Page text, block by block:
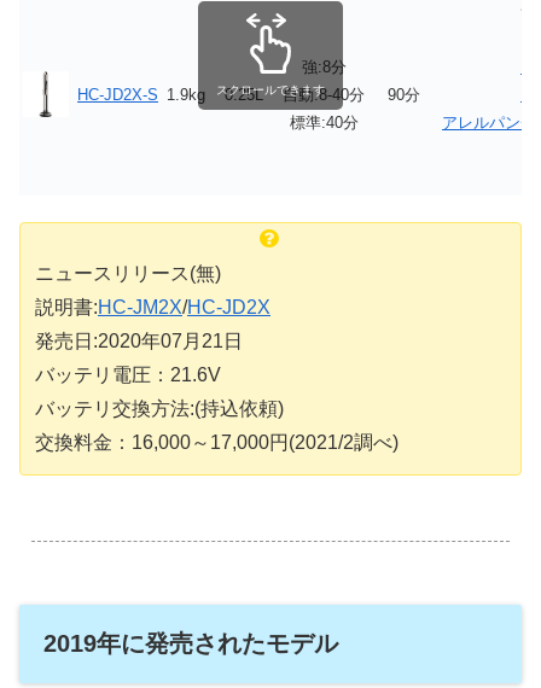
HC-JD2X-S 1.9kg 0.25L
強:8分
自動:8-40分
標準:40分
90分
サ
アレルパン
スクロールできます
ニュースリリース(無)
説明書:HC-JM2X/HC-JD2X
発売日:2020年07月21日
バッテリ電圧：21.6V
バッテリ交換方法:(持込依頼)
交換料金：16,000～17,000円(2021/2調べ)
2019年に発売されたモデル